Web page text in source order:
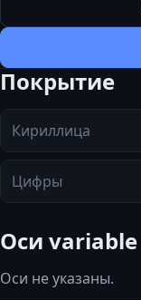
Покрытие
Кириллица
Цифры
Оси variable
Оси не указаны.